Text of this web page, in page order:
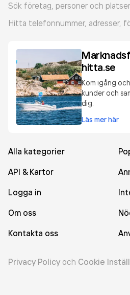
Sök företag, personer och
Hitta telefonnummer, adresser,
hitta.se
Kom igång
kunder och
dig.
Läs mer här
Alla kategorier
API & Kartor
Logga in
Om oss
Kontakta oss
Privacy Policy och Cookie